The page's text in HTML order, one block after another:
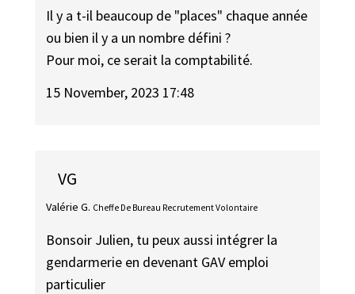
Il y a t-il beaucoup de "places" chaque année
ou bien il y a un nombre défini ?
Pour moi, ce serait la comptabilité.
15 November, 2023 17:48
VG
Valérie G. Cheffe De Bureau Recrutement Volontaire
Bonsoir Julien, tu peux aussi intégrer la
gendarmerie en devenant GAV emploi
particulier